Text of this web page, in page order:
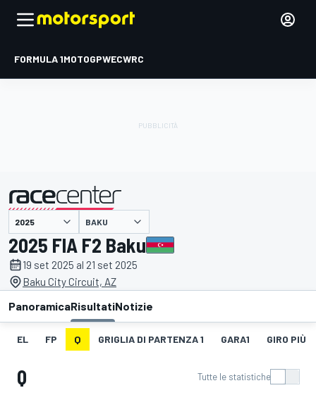
FORMULA 1MOTOGPWECWRC
presentato da BAKU
2025 FIA F2 Baku
19 set 2025 al 21 set 2025
Baku City Circuit, AZ
PanoramicaRisultatiNotizie
EL FP Q GRIGLIA DI PARTENZA 1 GARA1 GIRO PIÙ
Q Tutte le statistiche